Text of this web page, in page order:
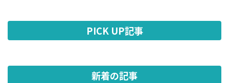
PICK UP記事
新着の記事